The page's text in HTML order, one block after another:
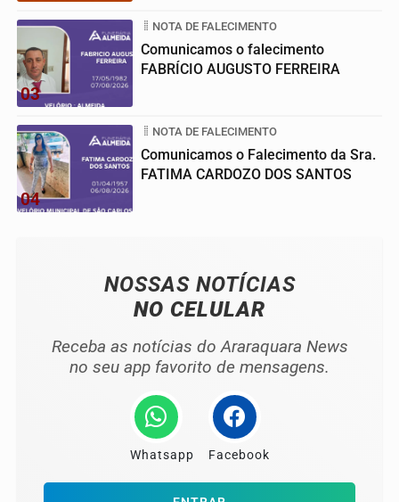
03
NOTA DE FALECIMENTO
Comunicamos o falecimento
FABRÍCIO AUGUSTO FERREIRA
04
NOTA DE FALECIMENTO
Comunicamos o Falecimento da Sra.
FATIMA CARDOZO DOS SANTOS
NOSSAS NOTÍCIAS
NO CELULAR
Receba as notícias do Araraquara News
no seu app favorito de mensagens.
Whatsapp Facebook